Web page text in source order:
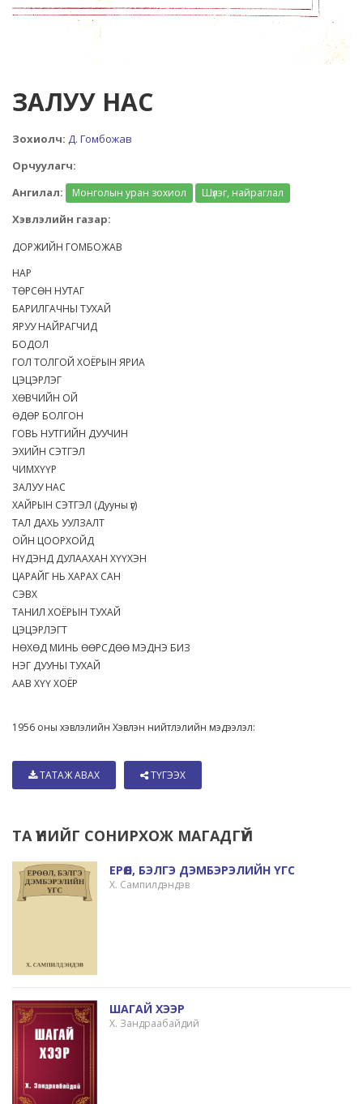
ЗАЛУУ НАС
Зохиолч: Д. Гомбожав
Орчуулагч:
Ангилал:
Монголын уран зохиол Шүлэг, найраглал
Хэвлэлийн газар:
ДОРЖИЙН ГОМБОЖАВ
НАР
ТӨРСӨН НУТАГ
БАРИЛГАЧНЫ ТУХАЙ
ЯРУУ НАЙРАГЧИД
БОДОЛ
ГОЛ ТОЛГОЙ ХОЁРЫН ЯРИА
ЦЭЦЭРЛЭГ
ХӨВЧИЙН ОЙ
ӨДӨР БОЛГОН
ГОВЬ НУТГИЙН ДУУЧИН
ЭХИЙН СЭТГЭЛ
ЧИМХҮҮР
ЗАЛУУ НАС
ХАЙРЫН СЭТГЭЛ (Дууны үг)
ТАЛ ДАХЬ УУЛЗАЛТ
ОЙН ЦООРХОЙД
НҮДЭНД ДУЛААХАН ХҮҮХЭН
ЦАРАЙГ НЬ ХАРАХ САН
СЭВХ
ТАНИЛ ХОЁРЫН ТУХАЙ
ЦЭЦЭРЛЭГТ
НӨХӨД МИНЬ ӨӨРСДӨӨ МЭДНЭ БИЗ
НЭГ ДУУНЫ ТУХАЙ
ААВ ХҮҮ ХОЁР
1956 оны хэвлэлийн Хэвлэн нийтлэлийн мэдээлэл:
ТАТАЖ АВАХ ТҮГЭЭХ
ТА ҮҮНИЙГ СОНИРХОЖ МАГАДГҮЙ
ЕРӨӨЛ, БЭЛГЭ ДЭМБЭРЭЛИЙН ҮГС
Х. Сампилдэндэв
ШАГАЙ ХЭЭР
Х. Зандраабайдий